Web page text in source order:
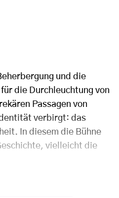
und die
die Durchleuchtung von
Passagen von
verbirgt: das
In diesem die Bühne
vielleicht die